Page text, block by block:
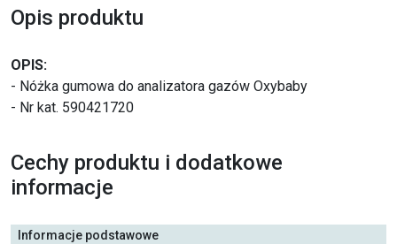
Opis produktu
OPIS:
- Nóżka gumowa do analizatora gazów Oxybaby
- Nr kat. 590421720
Cechy produktu i dodatkowe
informacje
Informacje podstawowe